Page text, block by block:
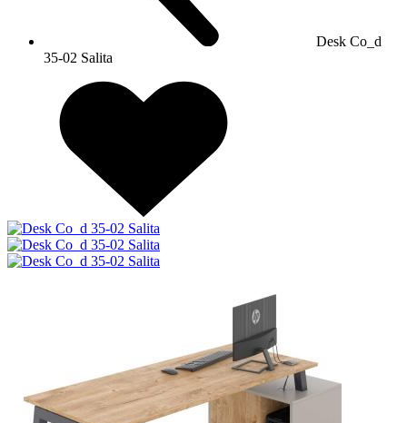
Desk Co_d
35-02 Salita